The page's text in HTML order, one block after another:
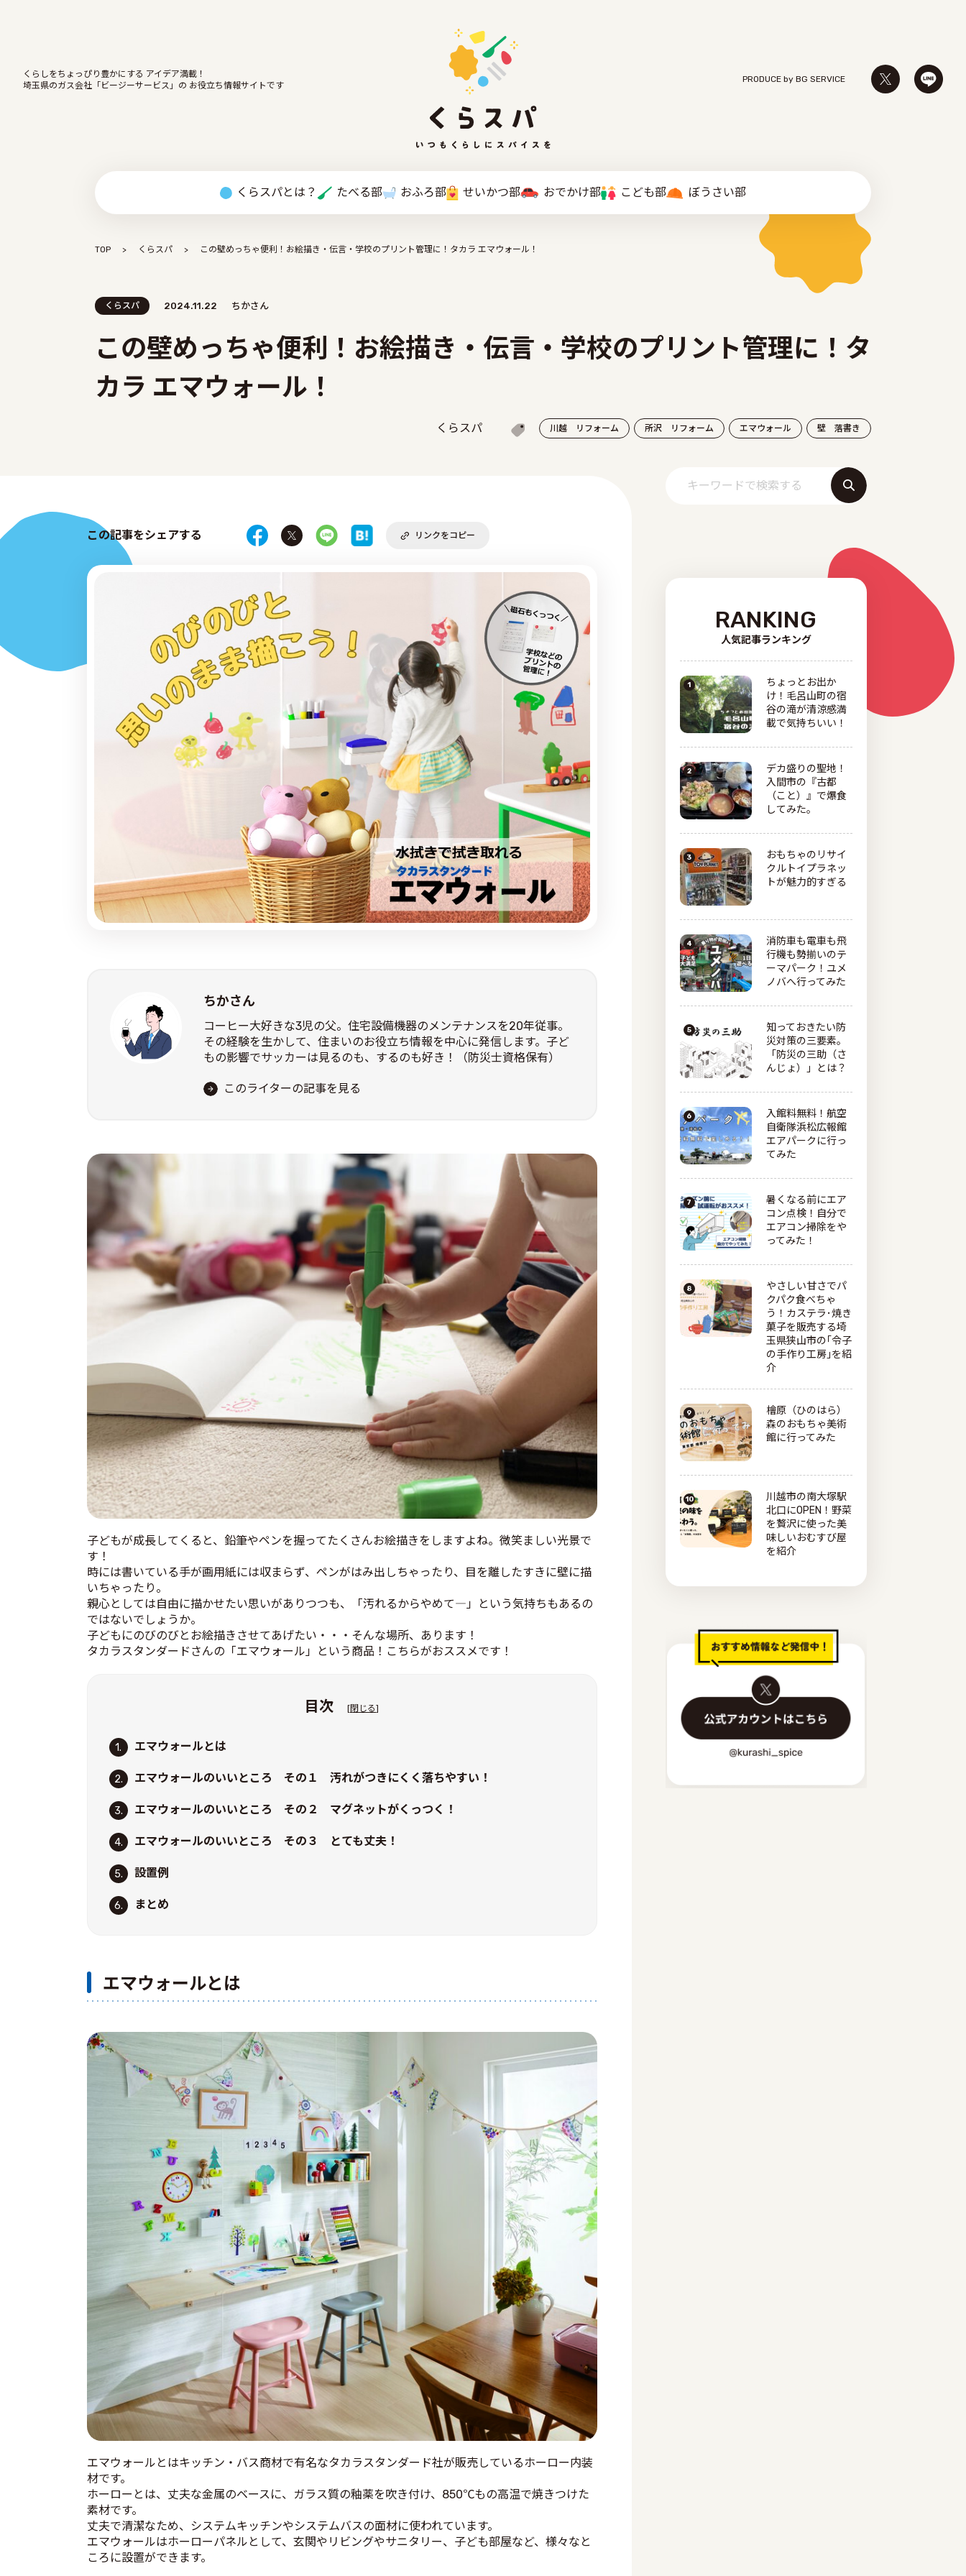
くらしをちょっぴり豊かにする アイデア満載！
埼玉県のガス会社「ビージーサービス」の お役立ち情報サイトです
PRODUCE by ︎BG SERVICE
くらスパとは？ たべる部 おふろ部 せいかつ部 おでかけ部 こども部 ぼうさい部
TOP くらスパ この壁めっちゃ便利！お絵描き・伝言・学校のプリント管理に！タカラ エマウォール！
くらスパ 2024.11.22 ちかさん
この壁めっちゃ便利！お絵描き・伝言・学校のプリント管理に！タ
カラ エマウォール！
くらスパ 川越 リフォーム 所沢 リフォーム エマウォール 壁 落書き
この記事をシェアする リンクをコピー
ちかさん
コーヒー大好きな3児の父。住宅設備機器のメンテナンスを20年従事。
その経験を生かして、住まいのお役立ち情報を中心に発信します。子ど
もの影響でサッカーは見るのも、するのも好き！（防災士資格保有）
このライターの記事を見る
子どもが成長してくると、鉛筆やペンを握ってたくさんお絵描きをしますよね。微笑ましい光景で
す！
時には書いている手が画用紙には収まらず、ペンがはみ出しちゃったり、目を離したすきに壁に描
いちゃったり。
親心としては自由に描かせたい思いがありつつも、「汚れるからやめて―」という気持ちもあるの
ではないでしょうか。
子どもにのびのびとお絵描きさせてあげたい・・・そんな場所、あります！
タカラスタンダードさんの「エマウォール」という商品！こちらがおススメです！
目次 [閉じる]
1. エマウォールとは
2. エマウォールのいいところ その１ 汚れがつきにくく落ちやすい！
3. エマウォールのいいところ その２ マグネットがくっつく！
4. エマウォールのいいところ その３ とても丈夫！
5. 設置例
6. まとめ
エマウォールとは
エマウォールとはキッチン・バス商材で有名なタカラスタンダード社が販売しているホーロー内装
材です。
ホーローとは、丈夫な金属のベースに、ガラス質の釉薬を吹き付け、850℃もの高温で焼きつけた
素材です。
丈夫で清潔なため、システムキッチンやシステムバスの面材に使われています。
エマウォールはホーローパネルとして、玄関やリビングやサニタリー、子ども部屋など、様々なと
ころに設置ができます。
RANKING
人気記事ランキング
ちょっとお出か
け！毛呂山町の宿
谷の滝が清涼感満
載で気持ちいい！
デカ盛りの聖地！
入間市の『古都
（こと）』で爆食
してみた。
おもちゃのリサイ
クルトイプラネッ
トが魅力的すぎる
消防車も電車も飛
行機も勢揃いのテ
ーマパーク！ユメ
ノバへ行ってみた
知っておきたい防
災対策の三要素。
「防災の三助（さ
んじょ）」とは？
入館料無料！航空
自衛隊浜松広報館
エアパークに行っ
てみた
暑くなる前にエア
コン点検！自分で
エアコン掃除をや
ってみた！
やさしい甘さでパ
クパク食べちゃ
う！カステラ･焼き
菓子を販売する埼
玉県狭山市の｢令子
の手作り工房｣を紹
介
檜原（ひのはら）
森のおもちゃ美術
館に行ってみた
川越市の南大塚駅
北口にOPEN！野菜
を贅沢に使った美
味しいおむすび屋
を紹介